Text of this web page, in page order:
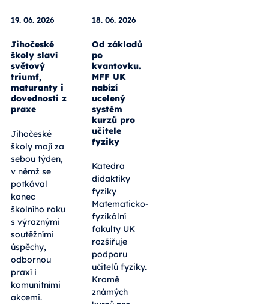
19. 06. 2026
Jihočeské
školy slaví
světový
triumf,
maturanty i
dovednosti z
praxe
Jihočeské
školy mají za
sebou týden,
v němž se
potkával
konec
školního roku
s výraznými
soutěžními
úspěchy,
odbornou
praxí i
komunitními
akcemi.
18. 06. 2026
Od základů
po
kvantovku.
MFF UK
nabízí
ucelený
systém
kurzů pro
učitele
fyziky
Katedra
didaktiky
fyziky
Matematicko-
fyzikální
fakulty UK
rozšiřuje
podporu
učitelů fyziky.
Kromě
známých